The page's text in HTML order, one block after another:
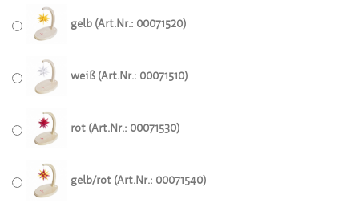
gelb (Art.Nr.: 00071520)
weiß (Art.Nr.: 00071510)
rot (Art.Nr.: 00071530)
gelb/rot (Art.Nr.: 00071540)